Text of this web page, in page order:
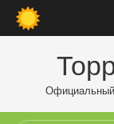
Официальный